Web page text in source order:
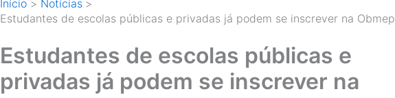
Início
Notícias
Estudantes de escolas públicas e privadas já podem se inscrever na Obmep
Estudantes de escolas públicas e
privadas já podem se inscrever na